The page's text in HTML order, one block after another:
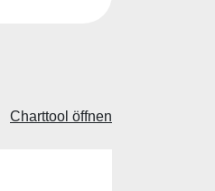
Charttool öffnen